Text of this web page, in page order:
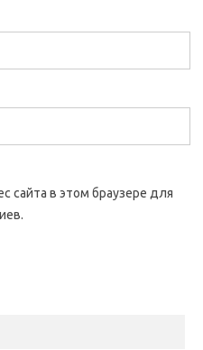
сайта в этом браузере для